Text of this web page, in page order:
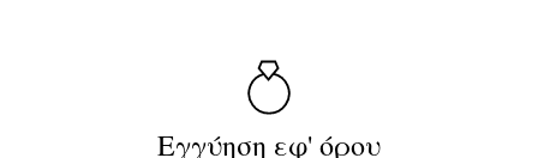
Εγγύηση εφ' όρου